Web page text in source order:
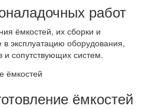
работ
ёмкостей, их сборки и
в эксплуатацию оборудования,
и сопутствующих систем.
ёмкостей